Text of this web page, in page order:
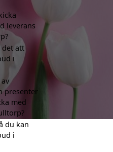
leverans
det att
i
presenter
med
du kan
i